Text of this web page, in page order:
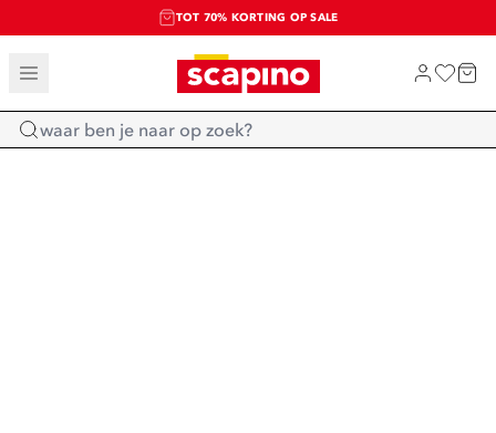
TOT 70% KORTING OP SALE
SALE: LAATSTE KANS!
SHOP NIEUW
Home